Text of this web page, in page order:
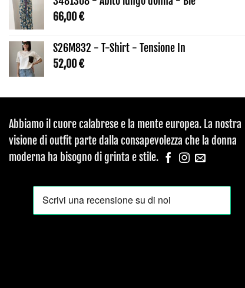
66,00€
S26M832 - T-Shirt - Tensione In
52,00€
Abbiamo il cuore calabrese e la mente europea. La nostra
visione di outfit parte dalla consapevolezza che la donna
moderna ha bisogno di grinta e stile.